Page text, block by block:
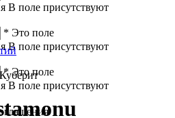
В поле присутствуют
* Это поле
В поле присутствуют
* Это поле
В поле присутствуют